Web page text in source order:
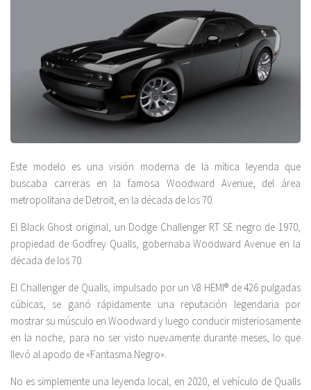
Este modelo es una visión moderna de la mítica leyenda que
buscaba carreras en la famosa Woodward Avenue, del área
metropolitana de Detroit, en la década de los 70.
El Black Ghost original, un Dodge Challenger RT SE negro de 1970,
propiedad de Godfrey Qualls, gobernaba Woodward Avenue en la
década de los 70.
El Challenger de Qualls, impulsado por un V8 HEMI® de 426 pulgadas
cúbicas, se ganó rápidamente una reputación legendaria por
mostrar su músculo en Woodward y luego conducir misteriosamente
en la noche, para no ser visto nuevamente durante meses, lo que
llevó al apodo de «Fantasma Negro».
No es simplemente una leyenda local, en 2020, el vehículo de Qualls